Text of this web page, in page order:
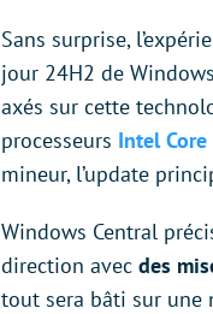
Sans surprise,
jour 24H2 de
axés sur cette
processeurs Intel
mineur, l’update
Windows Central
direction avec des
tout sera bâti sur une